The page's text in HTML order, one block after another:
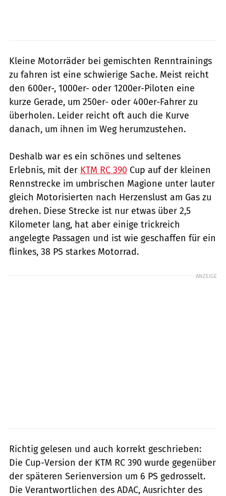
Kleine Motorräder bei gemischten Renntrainings
zu fahren ist eine schwierige Sache. Meist reicht
den 600er-, 1000er- oder 1200er-Piloten eine
kurze Gerade, um 250er- oder 400er-Fahrer zu
überholen. Leider reicht oft auch die Kurve
danach, um ihnen im Weg herumzustehen.
Deshalb war es ein schönes und seltenes
Erlebnis, mit der KTM RC 390 Cup auf der kleinen
Rennstrecke im umbrischen Magione unter lauter
gleich Motorisierten nach Herzenslust am Gas zu
drehen. Diese Strecke ist nur etwas über 2,5
Kilometer lang, hat aber einige trickreich
angelegte Passagen und ist wie geschaffen für ein
flinkes, 38 PS starkes Motorrad.
ANZEIGE
Richtig gelesen und auch korrekt geschrieben:
Die Cup-Version der KTM RC 390 wurde gegenüber
der späteren Serienversion um 6 PS gedrosselt.
Die Verantwortlichen des ADAC, Ausrichter des